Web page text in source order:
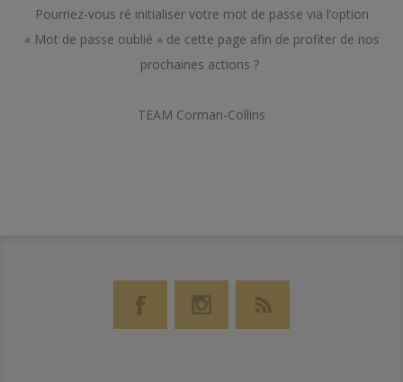
Pourriez-vous ré initialiser votre mot de passe via l’option
« Mot de passe oublié » de cette page afin de profiter de nos
prochaines actions ?
TEAM Corman-Collins